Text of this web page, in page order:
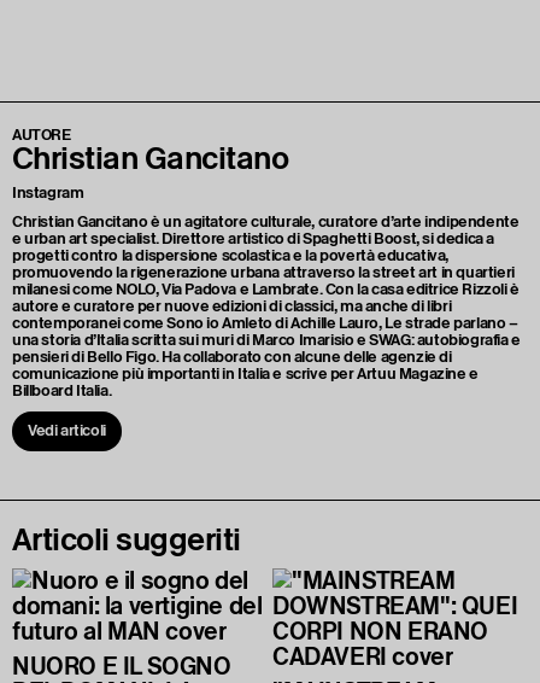
AUTORE
Christian Gancitano
Instagram
Christian Gancitano è un agitatore culturale, curatore d’arte indipendente
e urban art specialist. Direttore artistico di Spaghetti Boost, si dedica a
progetti contro la dispersione scolastica e la povertà educativa,
promuovendo la rigenerazione urbana attraverso la street art in quartieri
milanesi come NOLO, Via Padova e Lambrate. Con la casa editrice Rizzoli è
autore e curatore per nuove edizioni di classici, ma anche di libri
contemporanei come Sono io Amleto di Achille Lauro, Le strade parlano –
una storia d’Italia scritta sui muri di Marco Imarisio e SWAG: autobiografia e
pensieri di Bello Figo. Ha collaborato con alcune delle agenzie di
comunicazione più importanti in Italia e scrive per Artuu Magazine e
Billboard Italia.
Vedi articoli
Articoli suggeriti
NUORO E IL SOGNO